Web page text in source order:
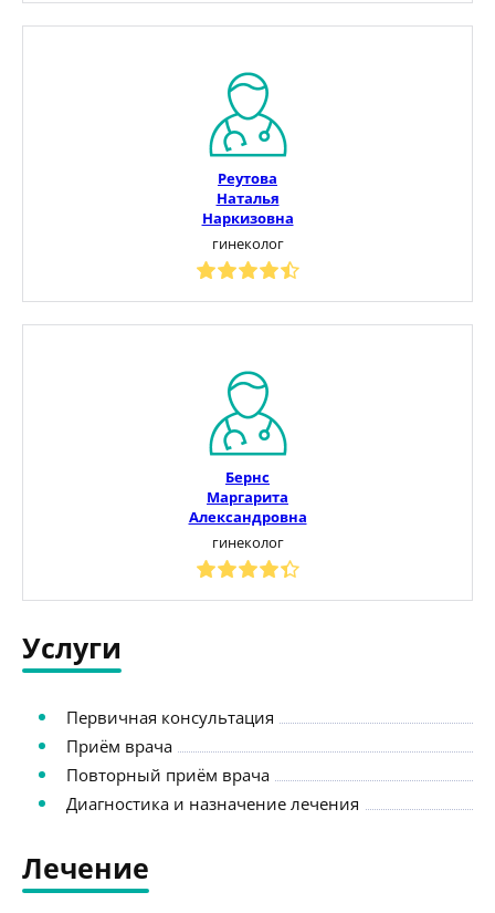
Реутова
Наталья
Наркизовна
гинеколог
Бернс
Маргарита
Александровна
гинеколог
Услуги
Первичная консультация
Приём врача
Повторный приём врача
Диагностика и назначение лечения
Лечение